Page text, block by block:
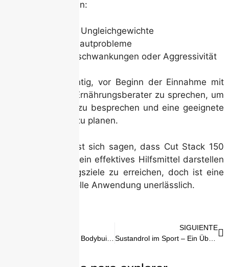
häufigsten gehören:
Hormonelle Ungleichgewichte
Akne und Hautprobleme
Stimmungsschwankungen oder Aggressivität
Es ist daher wichtig, vor Beginn der Einnahme mit
einem Arzt oder Ernährungsberater zu sprechen, um
mögliche Risiken zu besprechen und eine geeignete
Vorgehensweise zu planen.
Abschließend lässt sich sagen, dass Cut Stack 150
für viele Athleten ein effektives Hilfsmittel darstellen
kann, um Trainingsziele zu erreichen, doch ist eine
verantwortungsvolle Anwendung unerlässlich.
SIGUIENTE
Sustandrol im Sport – Ein Überblick für Athleten